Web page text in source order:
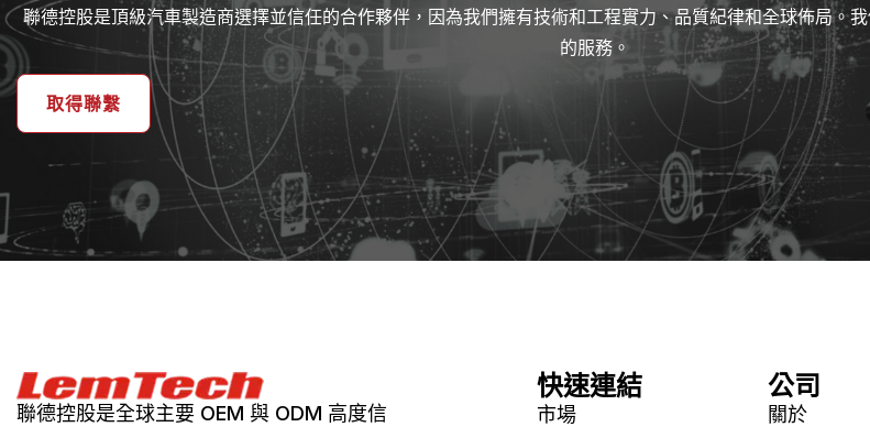
聯德控股是頂級汽車製造商選擇並信任的合作夥伴，因為我們擁有技術和工程實力、品質紀律和全球佈局。
的服務。
取得聯繫
聯德控股是全球主要 OEM 與 ODM 高度信
快速連結
市場
公司
關於